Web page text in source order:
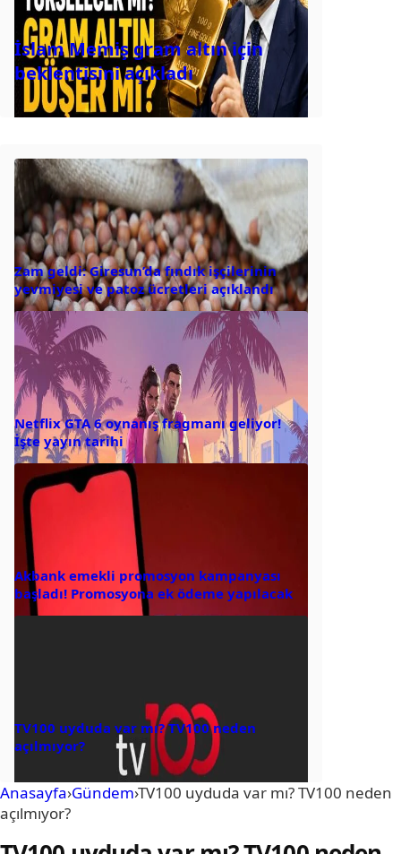
İslam Memiş gram altın için
beklentisini açıkladı
Zam geldi: Giresun’da fındık işçilerinin
yevmiyesi ve patoz ücretleri açıklandı
Netflix GTA 6 oynanış fragmanı geliyor!
İşte yayın tarihi
Akbank emekli promosyon kampanyası
başladı! Promosyona ek ödeme yapılacak
TV100 uyduda var mı? TV100 neden
açılmıyor?
Anasayfa›Gündem›TV100 uyduda var mı? TV100 neden
açılmıyor?